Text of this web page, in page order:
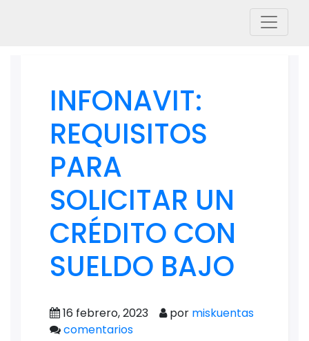
INFONAVIT:
REQUISITOS
PARA
SOLICITAR UN
CRÉDITO CON
SUELDO BAJO
16 febrero, 2023 por miskuentas
comentarios